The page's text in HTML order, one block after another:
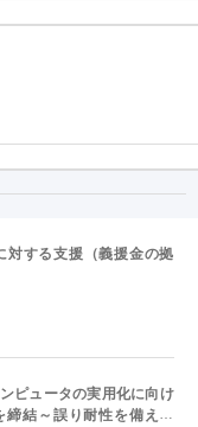
対する支援（義援金の拠
ピュータの実用化に向け
結～誤り耐性を備えた